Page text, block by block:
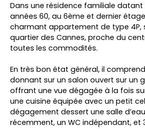
Dans une résidence familiale
années 60, au 6ème et dernier
charmant appartement de type 4P,
quartier des Cannes, proche du
toutes les commodités.
En très bon état général, il
donnant sur un salon ouvert sur un
offrant une vue dégagée à la fois
une cuisine équipée avec un petit
dégagement dessert une salle
récemment, un WC indépendant, et